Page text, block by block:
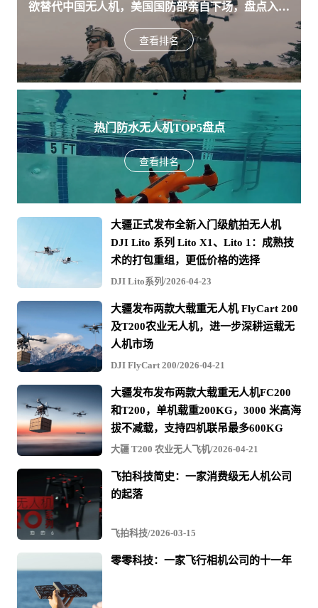
装简单，随安随用！CONNEX是用于高端无人机无线
影像传输的完美装备，拥有零延迟、Mavlink陀螺仪控
制功能和在嘈杂无线电信号环境（比如有其他无人机
或者无线通信信号）下稳定工作的能力。
欲替代中国无人机，美国国防部亲自下场，盘点入围
美军SRR项目的五款无人机
查看排名
热门防水无人机TOP5盘点
查看排名
大疆正式发布全新入门级航拍无人机
DJI Lito 系列 Lito X1、Lito 1：成熟技
术的打包重组，更低价格的选择
DJI Lito系列/2026-04-23
大疆发布两款大载重无人机 FlyCart 200
及T200农业无人机，进一步深耕运载无
人机市场
DJI FlyCart 200/2026-04-21
大疆发布发布两款大载重无人机FC200
和T200，单机载重200KG，3000 米高海
拔不减载，支持四机联吊最多600KG
大疆 T200 农业无人飞机/2026-04-21
飞拍科技简史：一家消费级无人机公司
的起落
飞拍科技/2026-03-15
零零科技：一家飞行相机公司的十一年